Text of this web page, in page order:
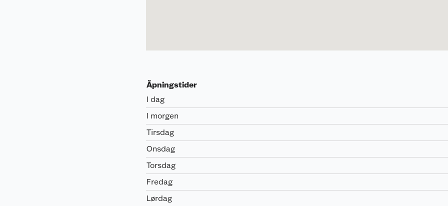
Åpningstider
I dag
I morgen
Tirsdag
Onsdag
Torsdag
Fredag
Lørdag